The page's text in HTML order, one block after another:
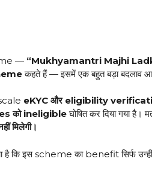
— “Mukhyamantri Majhi
कहते हैं — इसमें एक बहुत बड़ा बदलाव
eKYC और eligibility
को ineligibleघोषित कर दिया गया
मिलेगी।
इस scheme का benefit सिर्फ उन्हीं